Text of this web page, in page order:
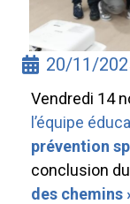
20/11/
Vendredi 14
l’équipe
prévention
conclusion du
des chemins